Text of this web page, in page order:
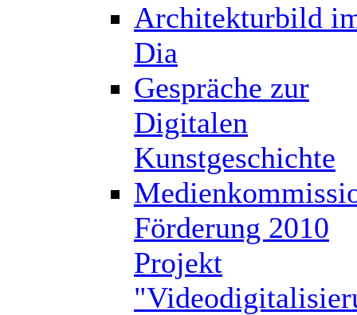
Architekturbild
Dia
Gespräche zur
Digitalen
Kunstgeschichte
Förderung 2010
Projekt